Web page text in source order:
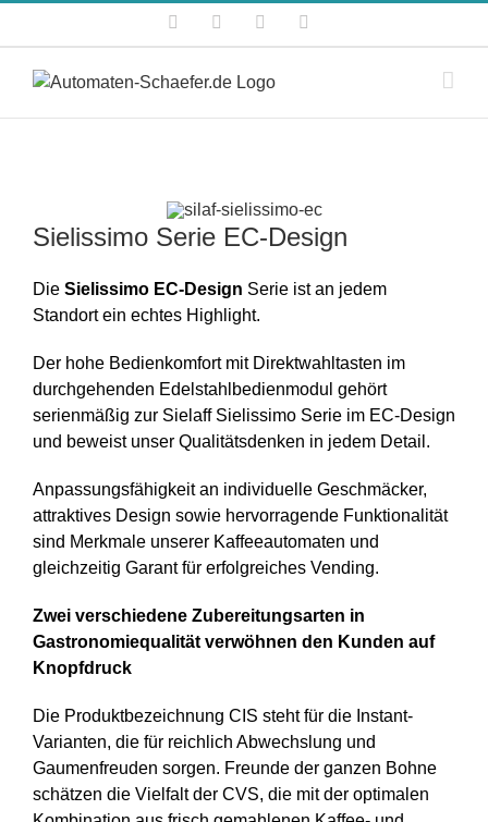
FacebookInstagram
Sielissimo Serie EC-Design
Die Sielissimo EC-Design Serie ist an jedem
Standort ein echtes Highlight.
Der hohe Bedienkomfort mit Direktwahltasten im
durchgehenden Edelstahlbedienmodul gehört
serienmäßig zur Sielaff Sielissimo Serie im EC-Design
und beweist unser Qualitätsdenken in jedem Detail.
Anpassungsfähigkeit an individuelle Geschmäcker,
attraktives Design sowie hervorragende Funktionalität
sind Merkmale unserer Kaffeeautomaten und
gleichzeitig Garant für erfolgreiches Vending.
Zwei verschiedene Zubereitungsarten in
Gastronomiequalität verwöhnen den Kunden auf
Knopfdruck
Die Produktbezeichnung CIS steht für die Instant-
Varianten, die für reichlich Abwechslung und
Gaumenfreuden sorgen. Freunde der ganzen Bohne
schätzen die Vielfalt der CVS, die mit der optimalen